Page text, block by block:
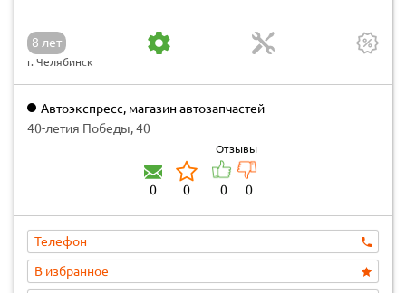
8 лет
г. Челябинск
Автоэкспресс, магазин автозапчастей
40-летия Победы, 40
0 0
Отзывы
0 0
Телефон
В избранное